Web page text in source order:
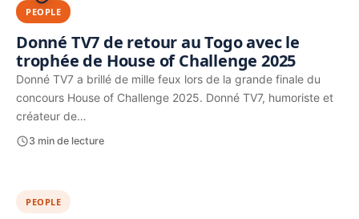
PEOPLE
Donné TV7 de retour au Togo avec le
trophée de House of Challenge 2025
Donné TV7 a brillé de mille feux lors de la grande finale du
concours House of Challenge 2025. Donné TV7, humoriste et
créateur de…
3 min de lecture
PEOPLE